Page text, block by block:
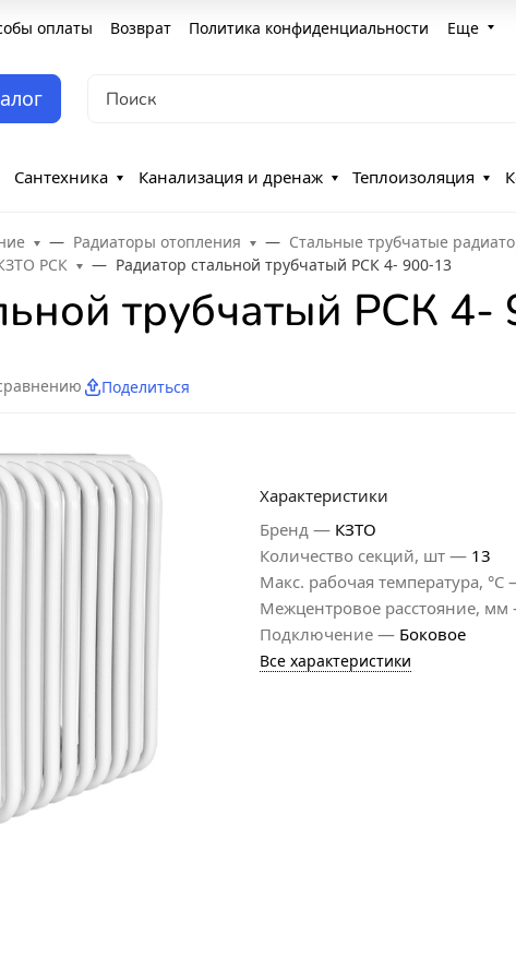
оплаты Возврат Политика конфиденциальности Еще
Сантехника Канализация и дренаж Теплоизоляция
Радиаторы отопления Стальные трубчатые
РСК
Радиатор стальной трубчатый РСК 4- 900-13
трубчатый РСК 4-
Поделиться
Характеристики
Бренд — КЗТО
Количество секций, шт — 13
Макс. рабочая температура, °С
Межцентровое расстояние, мм
Подключение — Боковое
Все характеристики